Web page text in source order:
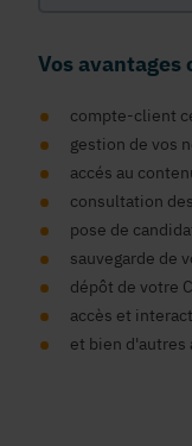
Vos
compte-client
gestion de vos
accés au
consultation
pose de
sauvegarde de
dépôt de votre
accès et
et bien d'autres